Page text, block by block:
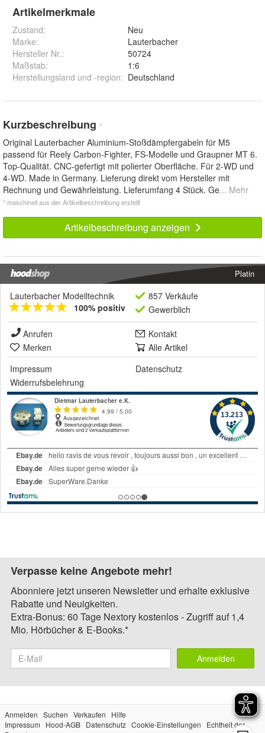
Artikelmerkmale
Zustand:
Neu
Marke:
Lauterbacher
Hersteller Nr.:
50724
Maßstab:
1:6
Herstellungsland und -region: Deutschland
Kurzbeschreibung *
Original Lauterbacher Aluminium-Stoßdämpfergabeln für M5
passend für Reely Carbon-Fighter, FS-Modelle und Graupner MT 6.
Top-Qualität. CNC-gefertigt mit polierter Oberfläche. Für 2-WD und
4-WD. Made in Germany. Lieferung direkt vom Hersteller mit
Rechnung und Gewährleistung. Lieferumfang 4 Stück. Ge... Mehr
* maschinell aus der Artikelbeschreibung erstellt
Artikelbeschreibung anzeigen
Platin
Lauterbacher Modelltechnik
100% positiv
857 Verkäufe
Gewerblich
Anrufen
Kontakt
Merken
Alle Artikel
Impressum
Datenschutz
Widerrufsbelehrung
Verpasse keine Angebote mehr!
Abonniere jetzt unseren Newsletter und erhalte exklusive
Rabatte und Neuigkeiten.
Extra-Bonus: 60 Tage Nextory kostenlos - Zugriff auf 1,4
Mio. Hörbücher & E-Books.*
Anmelden
Anmelden Suchen Verkaufen
Hilfe
Impressum
Hood-AGB Datenschutz Cookie-Einstellungen
Echtheit der